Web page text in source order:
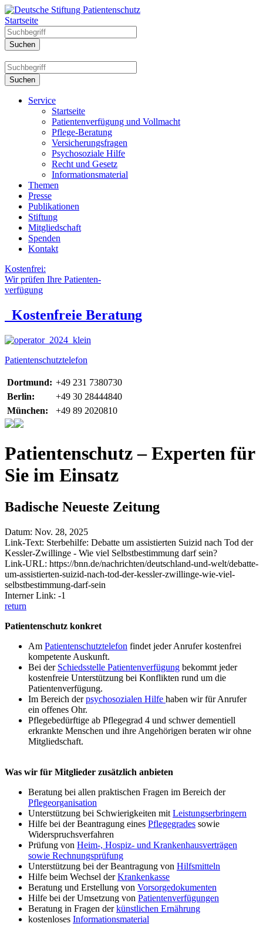
Startseite
Service
Startseite
Patientenverfügung und Vollmacht
Pflege-Beratung
Versicherungsfragen
Psychosoziale Hilfe
Recht und Gesetz
Informationsmaterial
Themen
Presse
Publikationen
Stiftung
Mitgliedschaft
Spenden
Kontakt
Kostenfrei:
Wir prüfen Ihre Patienten-
verfügung
Kostenfreie Beratung
Patientenschutztelefon
Dortmund: +49 231 7380730
Berlin:
+49 30 28444840
München:
+49 89 2020810
Patientenschutz – Experten für
Sie im Einsatz
Badische Neueste Zeitung
Datum: Nov. 28, 2025
Link-Text: Sterbehilfe: Debatte um assistierten Suizid nach Tod der
Kessler-Zwillinge - Wie viel Selbstbestimmung darf sein?
Link-URL: https://bnn.de/nachrichten/deutschland-und-welt/debatte-
um-assistierten-suizid-nach-tod-der-kessler-zwillinge-wie-viel-
selbstbestimmung-darf-sein
Interner Link: -1
return
Patientenschutz konkret
Am Patientenschutztelefon findet jeder Anrufer kostenfrei
kompetente Auskunft.
Bei der Schiedsstelle Patientenverfügung bekommt jeder
kostenfreie Unterstützung bei Konflikten rund um die
Patientenverfügung.
Im Bereich derpsychosozialen Hilfe haben wir für Anrufer
ein offenes Ohr.
Pflegebedürftige ab Pflegegrad 4 und schwer dementiell
erkrankte Menschen und ihre Angehörigen beraten wir ohne
Mitgliedschaft.
Was wir für Mitglieder zusätzlich anbieten
Beratung bei allen praktischen Fragen im Bereich der
Pflegeorganisation
Unterstützung bei Schwierigkeiten mit Leistungserbringern
Hilfe bei der Beantragung eines Pflegegrades sowie
Widerspruchsverfahren
Prüfung von Heim-, Hospiz- und Krankenhausverträgen
sowie Rechnungsprüfung
Unterstützung bei der Beantragung von Hilfsmitteln
Hilfe beim Wechsel derKrankenkasse
Beratung und Erstellung von Vorsorgedokumenten
Hilfe bei der Umsetzung von Patientenverfügungen
Beratung in Fragen derkünstlichen Ernährung
kostenloses Informationsmaterial